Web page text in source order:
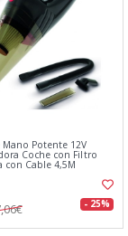
Potente 12V
Coche con Filtro
con Cable 4,5M
- 25%